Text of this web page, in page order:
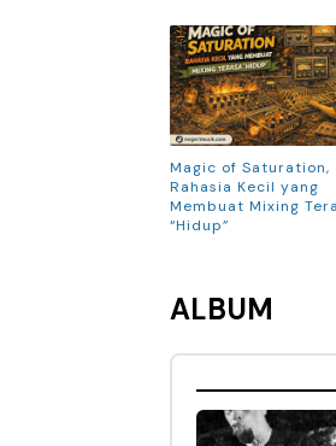
Magic of Saturation,
Rahasia Kecil yang
Membuat Mixing
“Hidup”
ALBUM